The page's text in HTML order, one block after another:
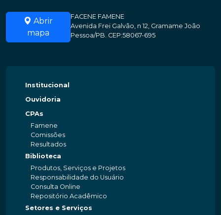
Abrir
mapa
FACENE FAMENE
Avenida Frei Galvão, n 12, Gramame João
Pessoa/PB. CEP:58067-695
Institucional
Ouvidoria
CPAs
Famene
Comissões
Resultados
Biblioteca
Produtos, Serviços e Projetos
Responsabilidade do Usuário
Consulta Online
Repositório Acadêmico
Setores e Serviços